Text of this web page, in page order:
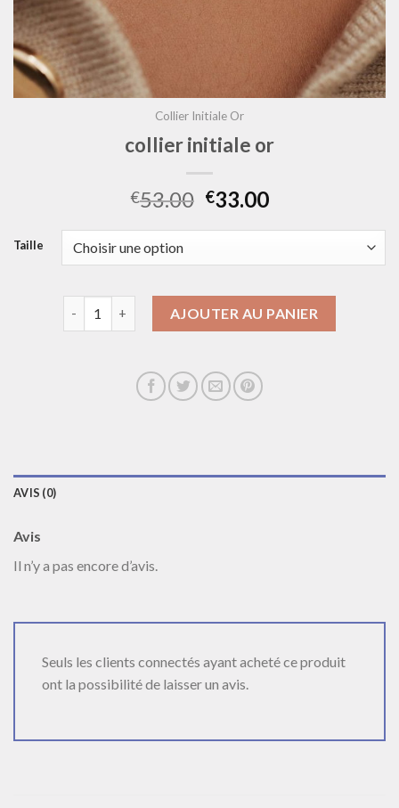
Collier Initiale Or
collier initiale or
€53.00 €33.00
Taille
AJOUTER AU PANIER
AVIS (0)
Avis
Il n’y a pas encore d’avis.
Seuls les clients connectés ayant acheté ce produit
ont la possibilité de laisser un avis.